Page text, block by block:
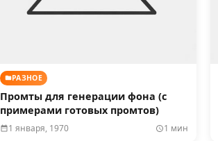
РАЗНОЕ
Промты для генерации фона (с
примерами готовых промтов)
1 января, 1970 1 мин